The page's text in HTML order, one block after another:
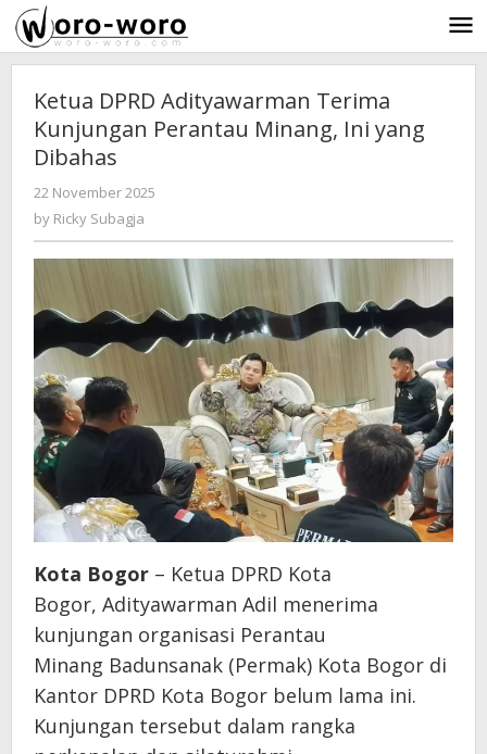
Skip
to
content
Ketua DPRD Adityawarman Terima
Kunjungan Perantau Minang, Ini yang
Dibahas
22 November 2025
by Ricky Subagja
Kota Bogor – Ketua DPRD Kota
Bogor, Adityawarman Adil menerima
kunjungan organisasi Perantau
Minang Badunsanak (Permak) Kota Bogor di
Kantor DPRD Kota Bogor belum lama ini.
Kunjungan tersebut dalam rangka